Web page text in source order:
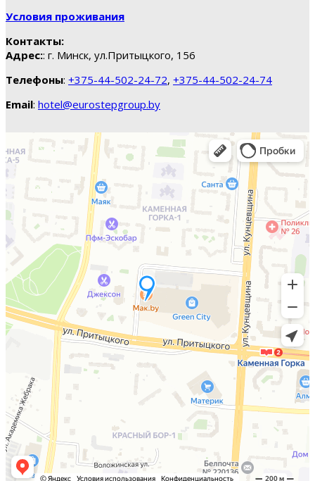
Условия проживания
Контакты:
Адрес:: г. Минск, ул.Притыцкого, 156
Телефоны: +375-44-502-24-72, +375-44-502-24-74
Email: hotel@eurostepgroup.by